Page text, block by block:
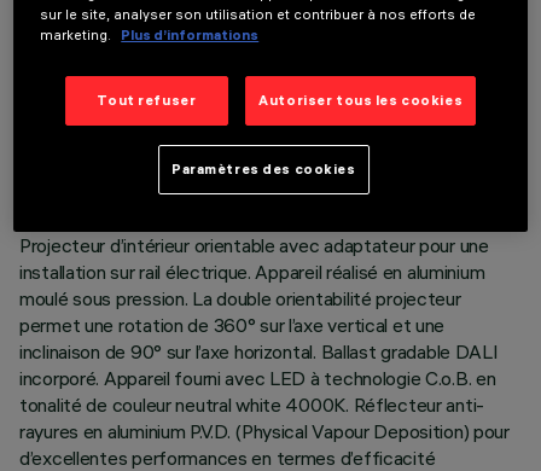
DONNÉES TECHNIQUES
Projecteur d’intérieur orientable avec adaptateur pour une
installation sur rail électrique. Appareil réalisé en aluminium
moulé sous pression. La double orientabilité projecteur
permet une rotation de 360° sur l’axe vertical et une
inclinaison de 90° sur l’axe horizontal. Ballast gradable DALI
incorporé. Appareil fourni avec LED à technologie C.o.B. en
tonalité de couleur neutral white 4000K. Réflecteur anti-
rayures en aluminium P.V.D. (Physical Vapour Deposition) pour
d’excellentes performances en termes d’efficacité
sur le site, analyser son utilisation et contribuer à nos efforts de
marketing.
Plus d’informations
Tout refuser Autoriser tous les cookies
Paramètres des cookies